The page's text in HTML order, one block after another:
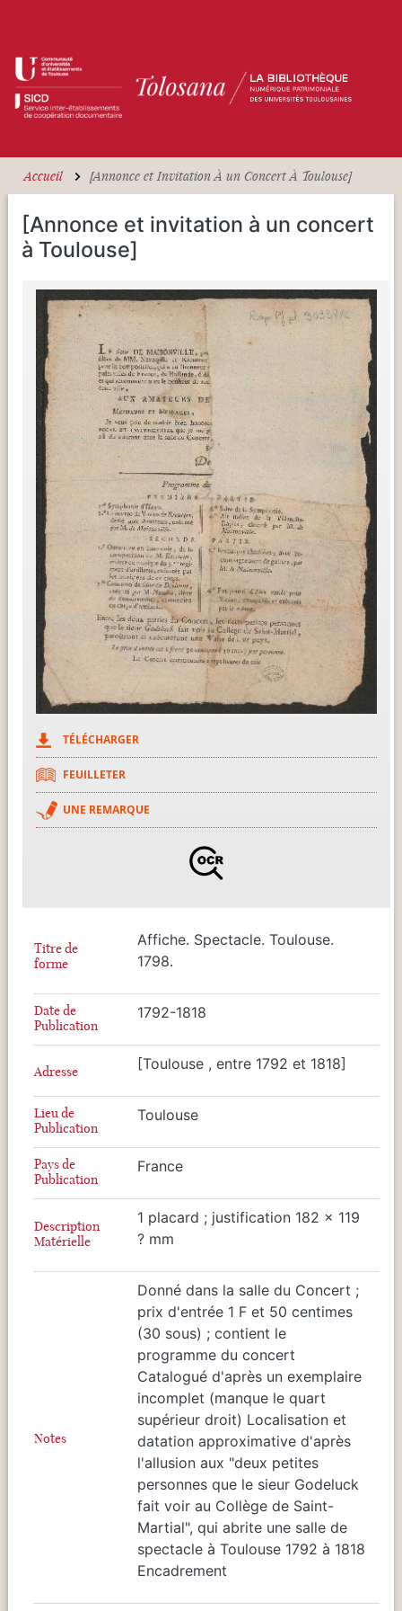
Accueil [Annonce et Invitation À un Concert À Toulouse]
[Annonce et invitation à un concert
à Toulouse]
TÉLÉCHARGER
FEUILLETER
UNE REMARQUE
Titre de
forme
Affiche. Spectacle. Toulouse.
1798.
Date de
Publication
1792-1818
Adresse [Toulouse , entre 1792 et 1818]
Lieu de
Publication
Toulouse
Pays de
Publication
France
Description
Matérielle
1 placard ; justification 182 x 119
? mm
Notes
Donné dans la salle du Concert ;
prix d'entrée 1 F et 50 centimes
(30 sous) ; contient le
programme du concert
Catalogué d'après un exemplaire
incomplet (manque le quart
supérieur droit) Localisation et
datation approximative d'après
l'allusion aux "deux petites
personnes que le sieur Godeluck
fait voir au Collège de Saint-
Martial", qui abrite une salle de
spectacle à Toulouse 1792 à 1818
Encadrement